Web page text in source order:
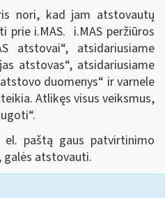
nori, kad jam atstovautų
prie i.MAS. i.MAS peržiūros
atstovai“, atsidariusiame
atstovas“, atsidariusiame
duomenys“ ir varnele
Atlikęs visus veiksmus,
“.
paštą gaus patvirtinimo
atstovauti.